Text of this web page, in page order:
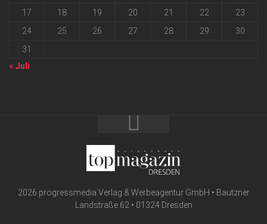
17
18 19 20 21 22
23
24
25 26 27 28 29
30
31
« Juli
2026 progressmedia Verlag & Werbeagentur GmbH • Bautzner
Landstraße 62 • 01324 Dresden